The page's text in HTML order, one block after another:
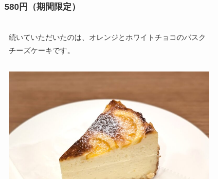
580円（期間限定）
続いていただいたのは、オレンジとホワイトチョコのバスク
チーズケーキです。